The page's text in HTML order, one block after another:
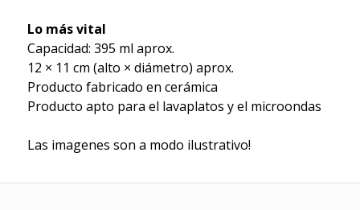
Lo más vital
Capacidad: 395 ml aprox.
12 × 11 cm (alto × diámetro) aprox.
Producto fabricado en cerámica
Producto apto para el lavaplatos y el microondas
Las imagenes son a modo ilustrativo!